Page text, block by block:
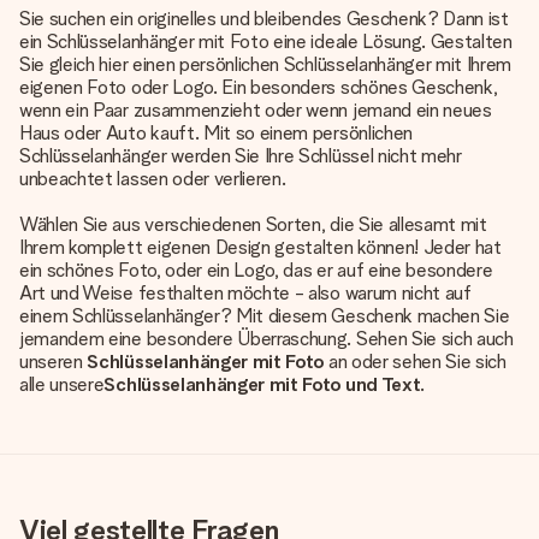
Sie suchen ein originelles und bleibendes Geschenk? Dann ist
ein Schlüsselanhänger mit Foto eine ideale Lösung. Gestalten
Sie gleich hier einen persönlichen Schlüsselanhänger mit Ihrem
eigenen Foto oder Logo. Ein besonders schönes Geschenk,
wenn ein Paar zusammenzieht oder wenn jemand ein neues
Haus oder Auto kauft. Mit so einem persönlichen
Schlüsselanhänger werden Sie Ihre Schlüssel nicht mehr
unbeachtet lassen oder verlieren.
Wählen Sie aus verschiedenen Sorten, die Sie allesamt mit
Ihrem komplett eigenen Design gestalten können! Jeder hat
ein schönes Foto, oder ein Logo, das er auf eine besondere
Art und Weise festhalten möchte - also warum nicht auf
einem Schlüsselanhänger? Mit diesem Geschenk machen Sie
jemandem eine besondere Überraschung. Sehen Sie sich auch
unserenSchlüsselanhänger mit Foto an oder sehen Sie sich
alle unsereSchlüsselanhänger mit Foto und Text.
Viel gestellte Fragen